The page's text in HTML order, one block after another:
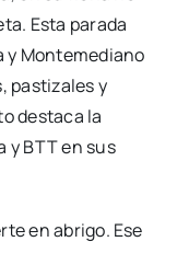
Esta parada
y Montemediano
pastizales y
destaca la
y BTT en sus
en abrigo. Ese